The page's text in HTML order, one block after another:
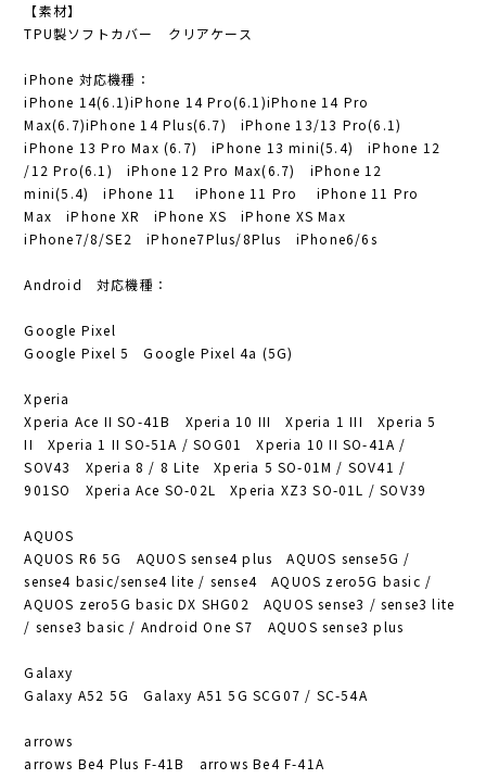
【素材】
TPU製ソフトカバー クリアケース
iPhone 対応機種：
iPhone 14(6.1)iPhone 14 Pro(6.1)iPhone 14 Pro
Max(6.7)iPhone 14 Plus(6.7) iPhone 13/13 Pro(6.1)
iPhone 13 Pro Max (6.7) iPhone 13 mini(5.4) iPhone 12
/12 Pro(6.1) iPhone 12 Pro Max(6.7) iPhone 12
mini(5.4) iPhone 11 iPhone 11 Pro iPhone 11 Pro
Max iPhone XR iPhone XS iPhone XS Max
iPhone7/8/SE2 iPhone7Plus/8Plus iPhone6/6s
Android 対応機種：
Google Pixel
Google Pixel 5 Google Pixel 4a (5G)
Xperia
Xperia Ace II SO-41B Xperia 10 III Xperia 1 III Xperia 5
II Xperia 1 II SO-51A / SOG01 Xperia 10 II SO-41A /
SOV43 Xperia 8 / 8 Lite Xperia 5 SO-01M / SOV41 /
901SO Xperia Ace SO-02L Xperia XZ3 SO-01L / SOV39
AQUOS
AQUOS R6 5G AQUOS sense4 plus AQUOS sense5G /
sense4 basic/sense4 lite / sense4 AQUOS zero5G basic /
AQUOS zero5G basic DX SHG02 AQUOS sense3 / sense3 lite
/ sense3 basic / Android One S7 AQUOS sense3 plus
Galaxy
Galaxy A52 5G Galaxy A51 5G SCG07 / SC-54A
arrows
arrows Be4 Plus F-41B arrows Be4 F-41A